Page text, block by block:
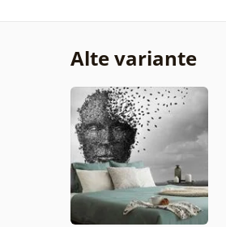
Alte variante